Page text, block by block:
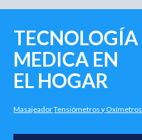
TECNOLOGÍA
MEDICA EN
EL HOGAR
MasajeadorTensiómetros y Oxímetros